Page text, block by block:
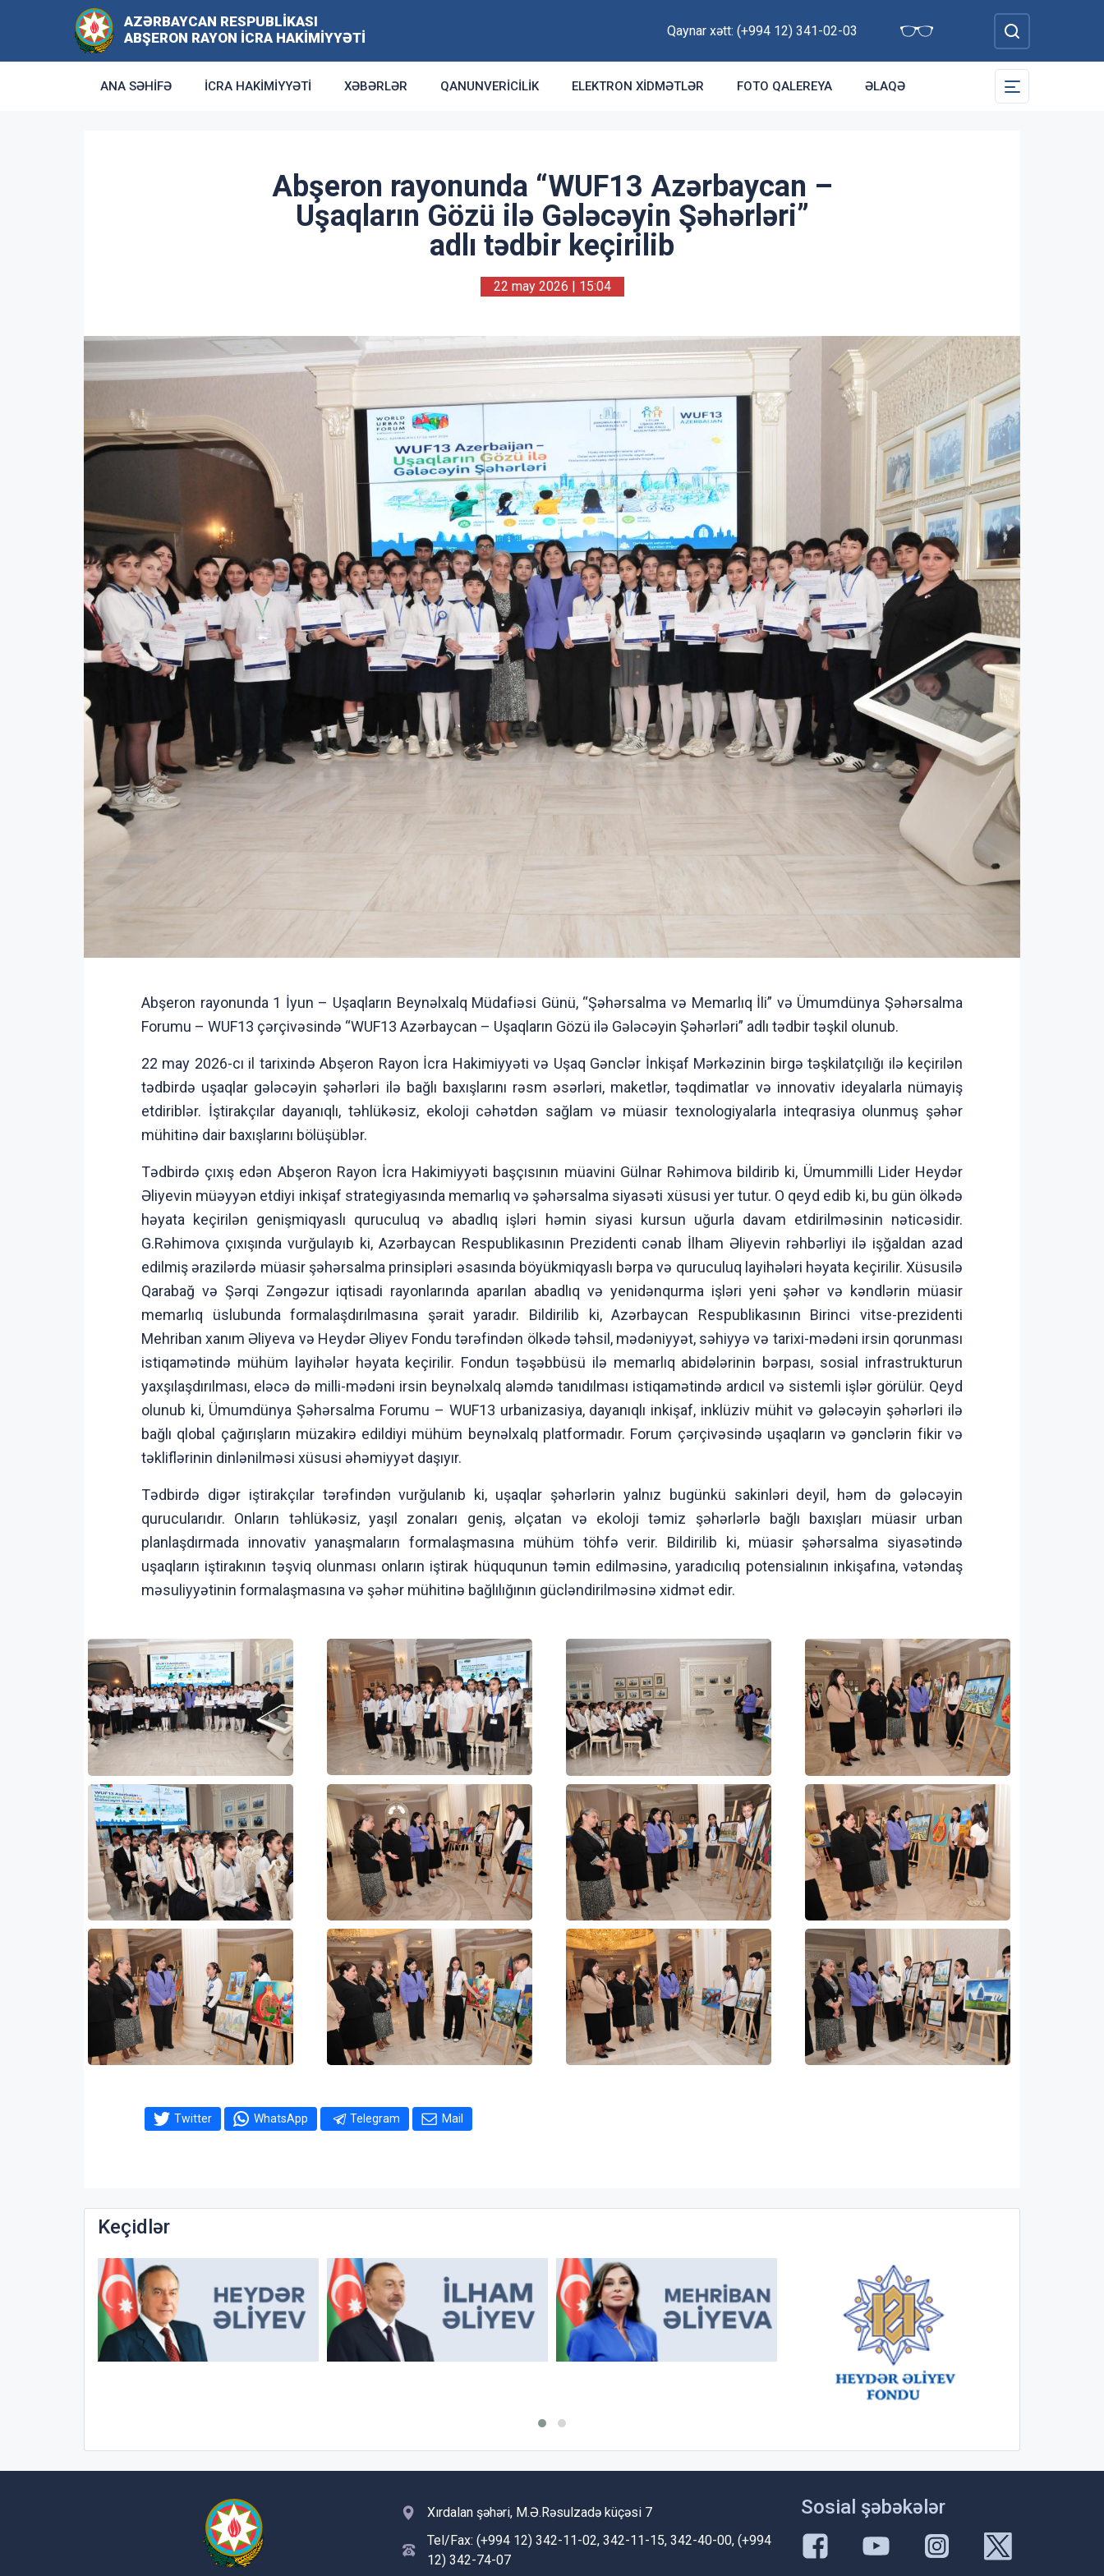
AZƏRBAYCAN RESPUBLIKASI
ABŞERON RAYON İCRA HAKIMIYYƏTI
Qaynar xətt: (+994 12) 341-02-03
ANA SƏHIFƏ İCRA HAKIMIYYƏTI XƏBƏRLƏR QANUNVERICILIK ELEKTRON XIDMƏTLƏR FOTO QALEREYA ƏLAQƏ
Abşeron rayonunda “WUF13 Azərbaycan –
Uşaqların Gözü ilə Gələcəyin Şəhərləri”
adlı tədbir keçirilib
22 may 2026 | 15:04
Abşeron rayonunda 1 İyun – Uşaqların Beynəlxalq Müdafiəsi Günü, “Şəhərsalma və Memarlıq İli” və Ümumdünya Şəhərsalma
Forumu – WUF13 çərçivəsində “WUF13 Azərbaycan – Uşaqların Gözü ilə Gələcəyin Şəhərləri” adlı tədbir təşkil olunub.
22 may 2026-cı il tarixində Abşeron Rayon İcra Hakimiyyəti və Uşaq Gənclər İnkişaf Mərkəzinin birgə təşkilatçılığı ilə keçirilən
tədbirdə uşaqlar gələcəyin şəhərləri ilə bağlı baxışlarını rəsm əsərləri, maketlər, təqdimatlar və innovativ ideyalarla nümayiş
etdiriblər. İştirakçılar dayanıqlı, təhlükəsiz, ekoloji cəhətdən sağlam və müasir texnologiyalarla inteqrasiya olunmuş şəhər
mühitinə dair baxışlarını bölüşüblər.
Tədbirdə çıxış edən Abşeron Rayon İcra Hakimiyyəti başçısının müavini Gülnar Rəhimova bildirib ki, Ümummilli Lider Heydər
Əliyevin müəyyən etdiyi inkişaf strategiyasında memarlıq və şəhərsalma siyasəti xüsusi yer tutur. O qeyd edib ki, bu gün ölkədə
həyata keçirilən genişmiqyaslı quruculuq və abadlıq işləri həmin siyasi kursun uğurla davam etdirilməsinin nəticəsidir.
G.Rəhimova çıxışında vurğulayıb ki, Azərbaycan Respublikasının Prezidenti cənab İlham Əliyevin rəhbərliyi ilə işğaldan azad
edilmiş ərazilərdə müasir şəhərsalma prinsipləri əsasında böyükmiqyaslı bərpa və quruculuq layihələri həyata keçirilir. Xüsusilə
Qarabağ və Şərqi Zəngəzur iqtisadi rayonlarında aparılan abadlıq və yenidənqurma işləri yeni şəhər və kəndlərin müasir
memarlıq üslubunda formalaşdırılmasına şərait yaradır. Bildirilib ki, Azərbaycan Respublikasının Birinci vitse-prezidenti
Mehriban xanım Əliyeva və Heydər Əliyev Fondu tərəfindən ölkədə təhsil, mədəniyyət, səhiyyə və tarixi-mədəni irsin qorunması
istiqamətində mühüm layihələr həyata keçirilir. Fondun təşəbbüsü ilə memarlıq abidələrinin bərpası, sosial infrastrukturun
yaxşılaşdırılması, eləcə də milli-mədəni irsin beynəlxalq aləmdə tanıdılması istiqamətində ardıcıl və sistemli işlər görülür. Qeyd
olunub ki, Ümumdünya Şəhərsalma Forumu – WUF13 urbanizasiya, dayanıqlı inkişaf, inklüziv mühit və gələcəyin şəhərləri ilə
bağlı qlobal çağırışların müzakirə edildiyi mühüm beynəlxalq platformadır. Forum çərçivəsində uşaqların və gənclərin fikir və
təkliflərinin dinlənilməsi xüsusi əhəmiyyət daşıyır.
Tədbirdə digər iştirakçılar tərəfindən vurğulanıb ki, uşaqlar şəhərlərin yalnız bugünkü sakinləri deyil, həm də gələcəyin
qurucularıdır. Onların təhlükəsiz, yaşıl zonaları geniş, əlçatan və ekoloji təmiz şəhərlərlə bağlı baxışları müasir urban
planlaşdırmada innovativ yanaşmaların formalaşmasına mühüm töhfə verir. Bildirilib ki, müasir şəhərsalma siyasətində
uşaqların iştirakının təşviq olunması onların iştirak hüququnun təmin edilməsinə, yaradıcılıq potensialının inkişafına, vətəndaş
məsuliyyətinin formalaşmasına və şəhər mühitinə bağlılığının gücləndirilməsinə xidmət edir.
Twitter WhatsApp Telegram Mail
Keçidlər
Xırdalan şəhəri, M.Ə.Rəsulzadə küçəsi 7
Tel/Fax: (+994 12) 342-11-02, 342-11-15, 342-40-00, (+994
12) 342-74-07
Sosial şəbəkələr